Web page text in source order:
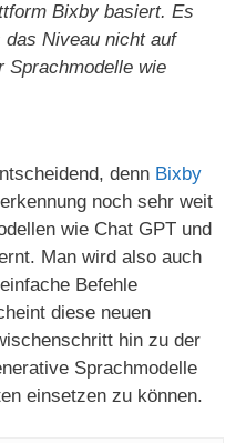
Bixby basiert. Es
Niveau nicht auf
Sprachmodelle wie
denn Bixby
noch sehr weit
wie Chat GPT und
Man wird also auch
Befehle
diese neuen
hin zu der
Sprachmodelle
einsetzen zu können.